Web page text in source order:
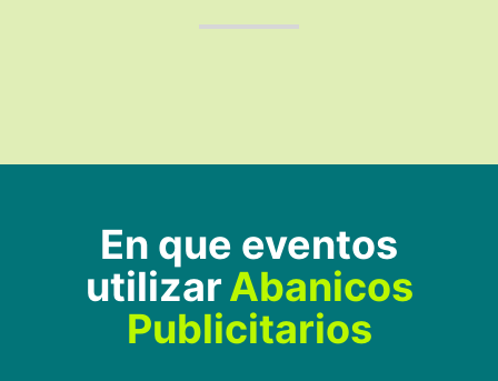
En que eventos
utilizarAbanicos
Publicitarios